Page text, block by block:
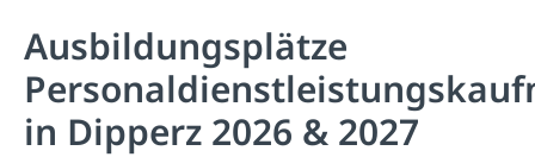
Ausbildungsplätze
in Dipperz 2026 & 2027